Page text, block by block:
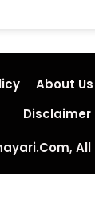
About Us
Disclaimer